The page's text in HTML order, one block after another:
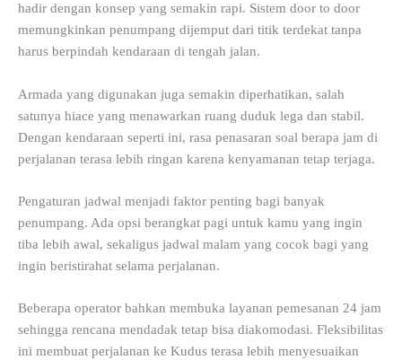
hadir dengan konsep yang semakin rapi. Sistem door to door
memungkinkan penumpang dijemput dari titik terdekat tanpa
harus berpindah kendaraan di tengah jalan.
Armada yang digunakan juga semakin diperhatikan, salah
satunya hiace yang menawarkan ruang duduk lega dan stabil.
Dengan kendaraan seperti ini, rasa penasaran soal berapa jam di
perjalanan terasa lebih ringan karena kenyamanan tetap terjaga.
Pengaturan jadwal menjadi faktor penting bagi banyak
penumpang. Ada opsi berangkat pagi untuk kamu yang ingin
tiba lebih awal, sekaligus jadwal malam yang cocok bagi yang
ingin beristirahat selama perjalanan.
Beberapa operator bahkan membuka layanan pemesanan 24 jam
sehingga rencana mendadak tetap bisa diakomodasi. Fleksibilitas
ini membuat perjalanan ke Kudus terasa lebih menyesuaikan